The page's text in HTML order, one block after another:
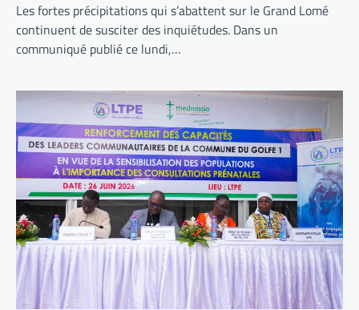
Les fortes précipitations qui s’abattent sur le Grand Lomé
continuent de susciter des inquiétudes. Dans un
communiqué publié ce lundi,…